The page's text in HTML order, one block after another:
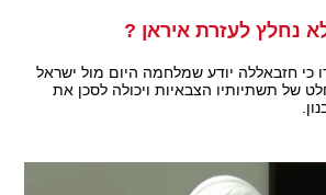
נחלץ לעזרת איראן ?
כי חזבאללה יודע שמלחמה היום מול ישראל
של תשתיותיו הצבאיות ויכולה לסכן את